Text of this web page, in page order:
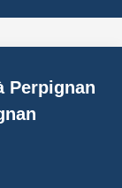
Perpignan